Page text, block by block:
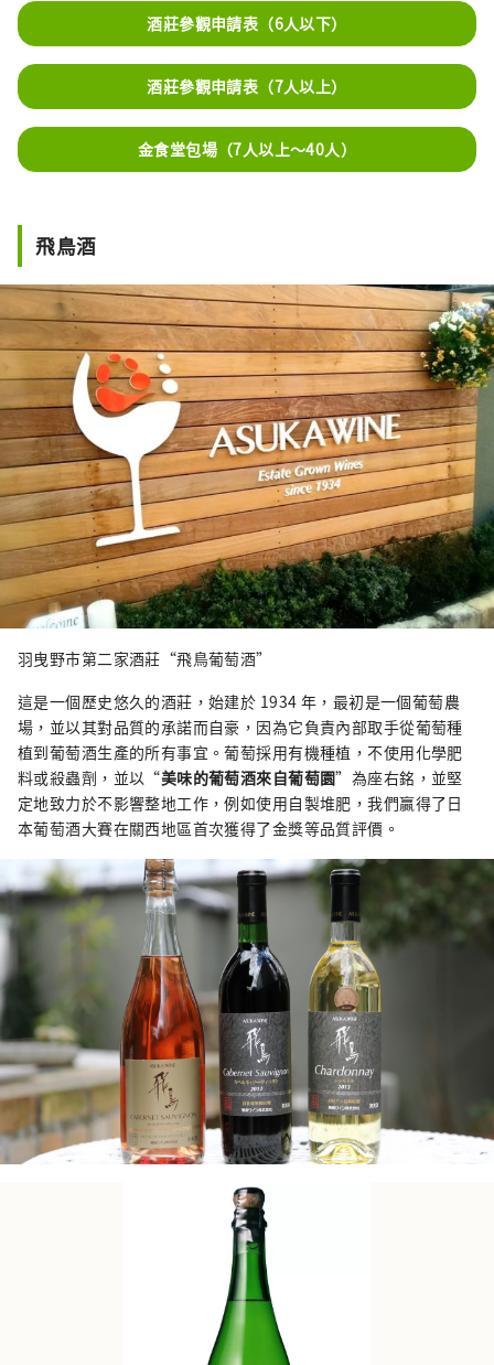
酒莊參觀申請表（6人以下）
酒莊參觀申請表（7人以上）
金食堂包場（7人以上～40人）
飛鳥酒
羽曳野市第二家酒莊“飛鳥葡萄酒”
這是一個歷史悠久的酒莊，始建於 1934 年，最初是一個葡萄農
場，並以其對品質的承諾而自豪，因為它負責內部取手從葡萄種
植到葡萄酒生產的所有事宜。葡萄採用有機種植，不使用化學肥
料或殺蟲劑，並以“美味的葡萄酒來自葡萄園”為座右銘，並堅
定地致力於不影響整地工作，例如使用自製堆肥，我們贏得了日
本葡萄酒大賽在關西地區首次獲得了金獎等品質評價。